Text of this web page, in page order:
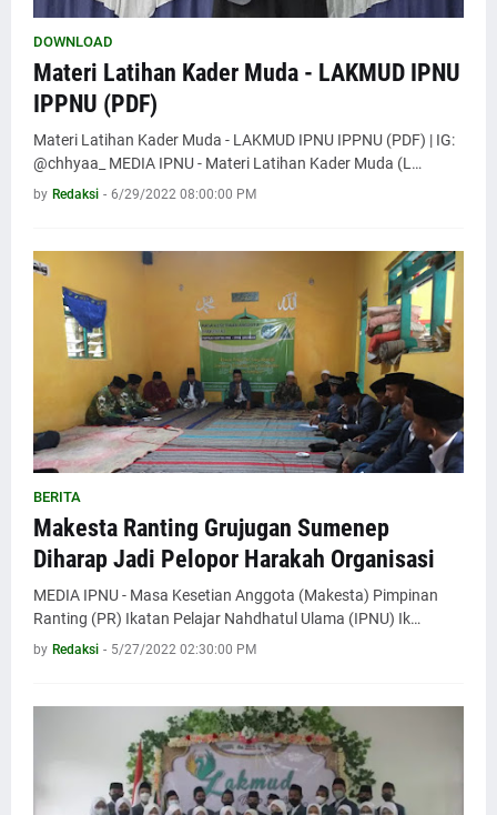
DOWNLOAD
Materi Latihan Kader Muda - LAKMUD IPNU
IPPNU (PDF)
Materi Latihan Kader Muda - LAKMUD IPNU IPPNU (PDF) | IG:
@chhyaa_ MEDIA IPNU - Materi Latihan Kader Muda (L…
by Redaksi - 6/29/2022 08:00:00 PM
BERITA
Makesta Ranting Grujugan Sumenep
Diharap Jadi Pelopor Harakah Organisasi
MEDIA IPNU - Masa Kesetian Anggota (Makesta) Pimpinan
Ranting (PR) Ikatan Pelajar Nahdhatul Ulama (IPNU) Ik…
by Redaksi - 5/27/2022 02:30:00 PM